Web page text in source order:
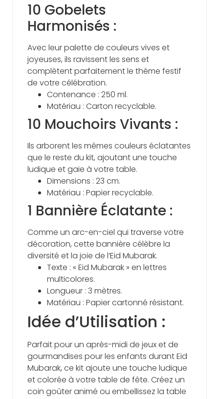
10 Gobelets
Harmonisés :
Avec leur palette de couleurs vives et
joyeuses, ils ravissent les sens et
complètent parfaitement le thème festif
de votre célébration.
Contenance : 250 ml.
Matériau : Carton recyclable.
10 Mouchoirs Vivants :
Ils arborent les mêmes couleurs éclatantes
que le reste du kit, ajoutant une touche
ludique et gaie à votre table.
Dimensions : 23 cm.
Matériau : Papier recyclable.
1 Bannière Éclatante :
Comme un arc-en-ciel qui traverse votre
décoration, cette bannière célèbre la
diversité et la joie de l’Eid Mubarak.
Texte : « Eid Mubarak » en lettres
multicolores.
Longueur : 3 mètres.
Matériau : Papier cartonné résistant.
Idée d’Utilisation :
Parfait pour un après-midi de jeux et de
gourmandises pour les enfants durant Eid
Mubarak, ce kit ajoute une touche ludique
et colorée à votre table de fête. Créez un
coin goûter animé ou embellissez la table